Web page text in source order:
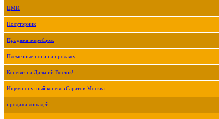
ЦМИ
Полуторник
Продажа жеребцов.
Племенные пони на продажу.
Коневоз на Дальний Восток!
Ищем попутный коневоз Саратов-Москва
продажа лошадей